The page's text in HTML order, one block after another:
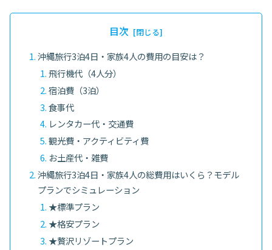
目次
沖縄旅行3泊4日・家族4人の費用の目安は？
飛行機代（4人分）
宿泊費（3泊）
食事代
レンタカー代・交通費
観光費・アクティビティ費
お土産代・雑費
沖縄旅行3泊4日・家族4人の総費用はいくら？モデル
プランでシミュレーション
★標準プラン
★格安プラン
★贅沢リゾートプラン